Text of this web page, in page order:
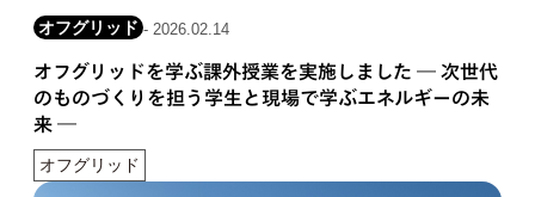
オフグリッド - 2026.02.14
オフグリッドを学ぶ課外授業を実施しました ― 次世代
のものづくりを担う学生と現場で学ぶエネルギーの未
来 ―
オフグリッド